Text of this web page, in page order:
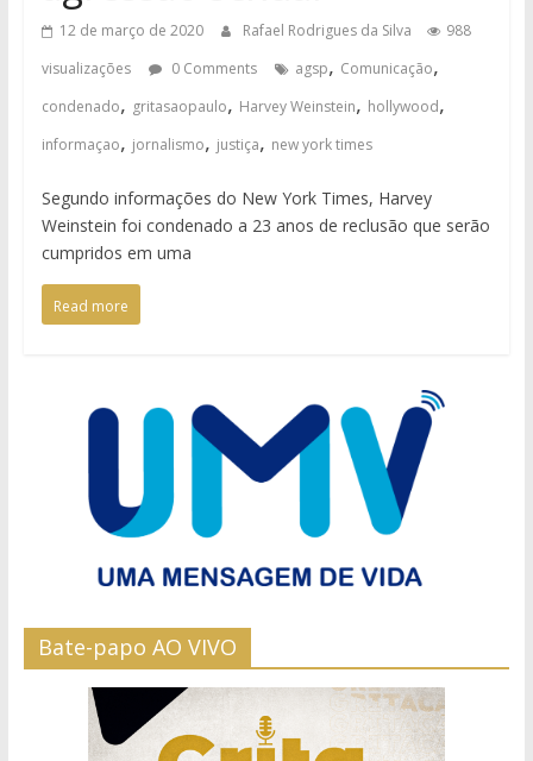
12 de março de 2020 Rafael Rodrigues da Silva
988
visualizações
0 Comments agsp, Comunicação,
condenado, gritasaopaulo, Harvey Weinstein, hollywood,
informaçao, jornalismo, justiça, new york times
Segundo informações do New York Times, Harvey
Weinstein foi condenado a 23 anos de reclusão que serão
cumpridos em uma
Read more
Bate-papo AO VIVO